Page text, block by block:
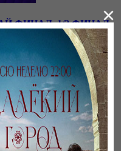
ФИНАЛ. 1/2 ФИНАЛ.
×